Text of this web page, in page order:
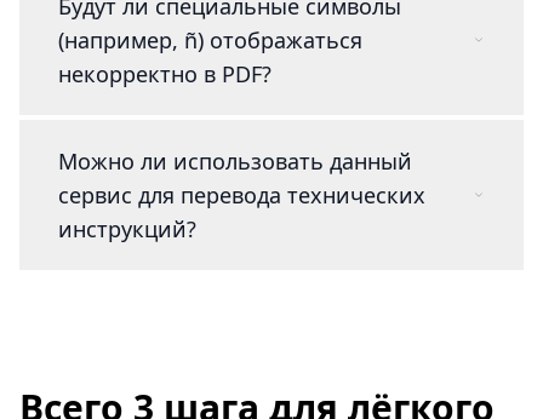
Будут ли специальные символы
(например, ñ) отображаться
некорректно в PDF?
Можно ли использовать данный
сервис для перевода технических
инструкций?
Всего 3 шага для лёгкого